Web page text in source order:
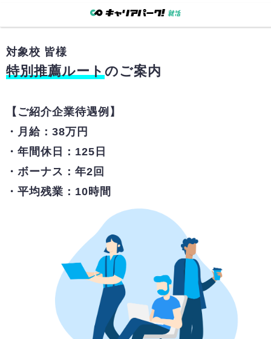
対象校 皆様
特別推薦ルート のご案内
【ご紹介企業待遇例】
・月給：38万円
・年間休日：125日
・ボーナス：年2回
・平均残業：10時間